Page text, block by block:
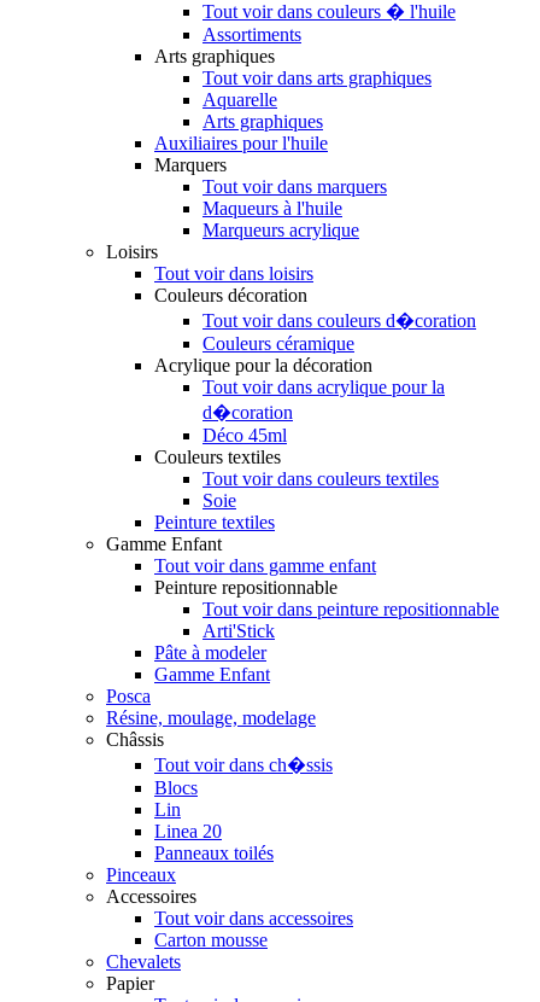
Tout voir dans couleurs � l'huile
Assortiments
Arts graphiques
Tout voir dans arts graphiques
Aquarelle
Arts graphiques
Auxiliaires pour l'huile
Marquers
Tout voir dans marquers
Maqueurs à l'huile
Marqueurs acrylique
Loisirs
Tout voir dans loisirs
Couleurs décoration
Tout voir dans couleurs d�coration
Couleurs céramique
Acrylique pour la décoration
Tout voir dans acrylique pour la
d�coration
Déco 45ml
Couleurs textiles
Tout voir dans couleurs textiles
Soie
Peinture textiles
Gamme Enfant
Tout voir dans gamme enfant
Peinture repositionnable
Tout voir dans peinture repositionnable
Arti'Stick
Pâte à modeler
Gamme Enfant
Posca
Résine, moulage, modelage
Châssis
Tout voir dans ch�ssis
Blocs
Lin
Linea 20
Panneaux toilés
Pinceaux
Accessoires
Tout voir dans accessoires
Carton mousse
Chevalets
Papier